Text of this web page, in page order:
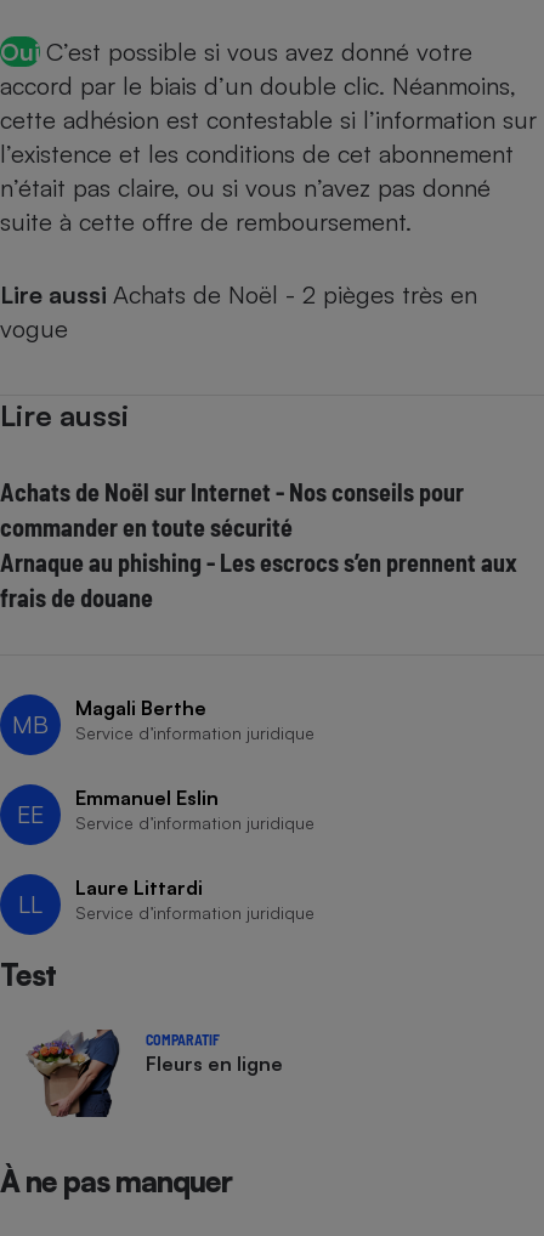
Oui C’est possible si vous avez donné votre
accord par le biais d’un double clic. Néanmoins,
cette adhésion est contestable si l’information sur
l’existence et les conditions de cet abonnement
n’était pas claire, ou si vous n’avez pas donné
suite à cette offre de remboursement.
Lire aussi Achats de Noël - 2 pièges très en
vogue
Lire aussi
Achats de Noël sur Internet - Nos conseils pour
commander en toute sécurité
Arnaque au phishing - Les escrocs s’en prennent aux
frais de douane
MB
Magali Berthe
Service d’information juridique
EE
Emmanuel Eslin
Service d’information juridique
LL
Laure Littardi
Service d’information juridique
Test
COMPARATIF
Fleurs en ligne
À ne pas manquer